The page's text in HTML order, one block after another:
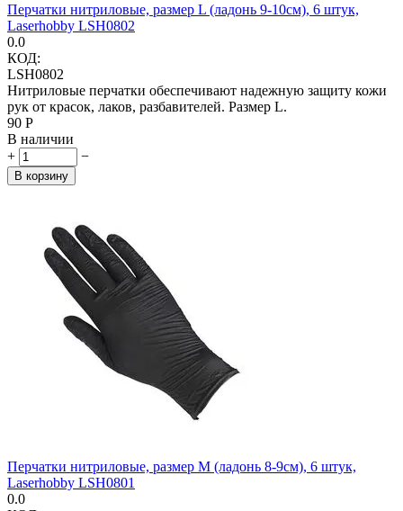
Перчатки нитриловые, размер L (ладонь 9-10см), 6 штук,
Laserhobby LSH0802
0.0
КОД:
LSH0802
Нитриловые перчатки обеспечивают надежную защиту кожи
рук от красок, лаков, разбавителей. Размер L.
‍90‍ Р
В наличии
+
−
В корзину
Перчатки нитриловые, размер M (ладонь 8-9см), 6 штук,
Laserhobby LSH0801
0.0